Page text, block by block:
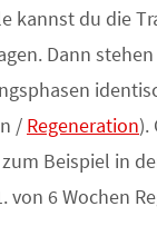
kannst du die
Dann
/ Regeneration).
Beispiel in
von 6 Wochen